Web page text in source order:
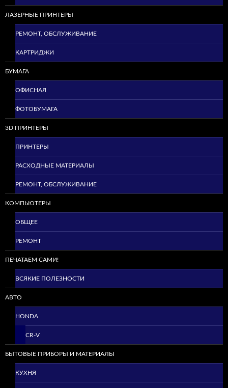
ЛАЗЕРНЫЕ ПРИНТЕРЫ
РЕМОНТ, ОБСЛУЖИВАНИЕ
КАРТРИДЖИ
БУМАГА
ОФИСНАЯ
ФОТОБУМАГА
3D ПРИНТЕРЫ
ПРИНТЕРЫ
РАСХОДНЫЕ МАТЕРИАЛЫ
РЕМОНТ, ОБСЛУЖИВАНИЕ
КОМПЬЮТЕРЫ
ОБЩЕЕ
РЕМОНТ
ПЕЧАТАЕМ САМИ!
ВСЯКИЕ ПОЛЕЗНОСТИ
АВТО
HONDA
CR-V
БЫТОВЫЕ ПРИБОРЫ И МАТЕРИАЛЫ
КУХНЯ